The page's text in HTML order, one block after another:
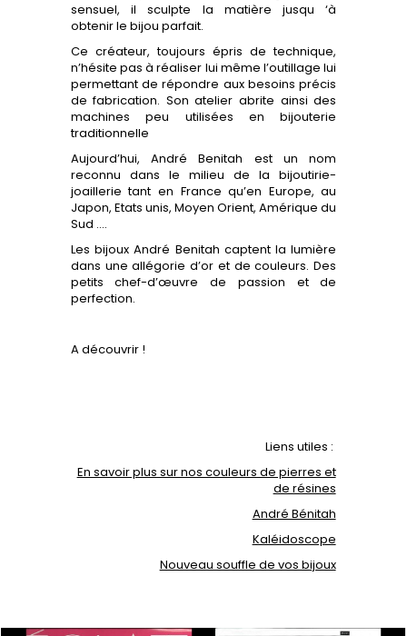
sensuel, il sculpte la matière jusqu ‘à
obtenir le bijou parfait.
Ce créateur, toujours épris de technique,
n’hésite pas à réaliser lui même l’outillage lui
permettant de répondre aux besoins précis
de fabrication. Son atelier abrite ainsi des
machines peu utilisées en bijouterie
traditionnelle
Aujourd’hui, André Benitah est un nom
reconnu dans le milieu de la bijoutirie-
joaillerie tant en France qu’en Europe, au
Japon, Etats unis, Moyen Orient, Amérique du
Sud ….
Les bijoux André Benitah captent la lumière
dans une allégorie d’or et de couleurs. Des
petits chef-d’œuvre de passion et de
perfection.
A découvrir !
Liens utiles :
En savoir plus sur nos couleurs de pierres et
de résines
André Bénitah
Kaléidoscope
Nouveau souffle de vos bijoux